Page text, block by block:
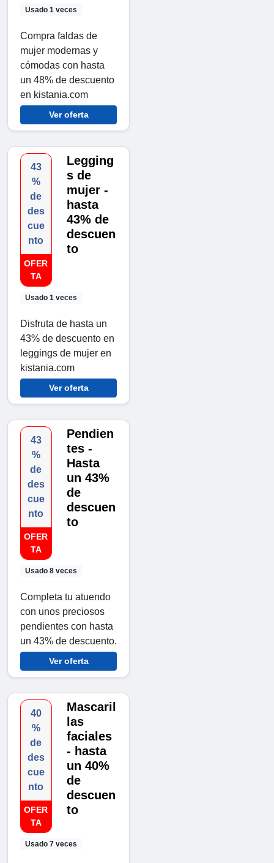
Usado 1 veces
Compra faldas de
mujer modernas y
cómodas con hasta
un 48% de descuento
en kistania.com
Ver oferta
43
%
de
des
cue
nto
OFER
TA
Usado 1 veces
Legging
s de
mujer -
hasta
43% de
descuen
to
Disfruta de hasta un
43% de descuento en
leggings de mujer en
kistania.com
Ver oferta
43
%
de
des
cue
nto
OFER
TA
Usado 8 veces
Pendien
tes -
Hasta
un 43%
de
descuen
to
Completa tu atuendo
con unos preciosos
pendientes con hasta
un 43% de descuento.
Ver oferta
40
%
de
des
cue
nto
OFER
TA
Usado 7 veces
Mascaril
las
faciales
- hasta
un 40%
de
descuen
to